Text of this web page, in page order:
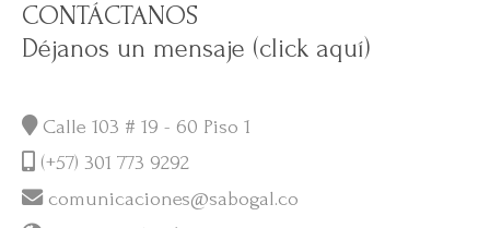
CONTÁCTANOS
Déjanos un mensaje (click aquí)
Calle 103 # 19 - 60 Piso 1
(+57) 301 773 9292
comunicaciones@sabogal.co